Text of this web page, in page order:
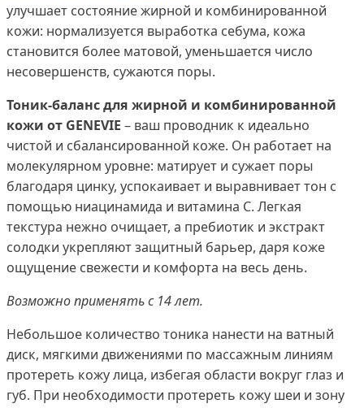
улучшает состояние жирной и комбинированной
кожи: нормализуется выработка себума, кожа
становится более матовой, уменьшается число
несовершенств, сужаются поры.
Тоник-баланс для жирной и комбинированной
кожи от GENEVIE – ваш проводник к идеально
чистой и сбалансированной коже. Он работает на
молекулярном уровне: матирует и сужает поры
благодаря цинку, успокаивает и выравнивает тон с
помощью ниацинамида и витамина С. Легкая
текстура нежно очищает, а пребиотик и экстракт
солодки укрепляют защитный барьер, даря коже
ощущение свежести и комфорта на весь день.
Возможно применять с 14 лет.
Небольшое количество тоника нанести на ватный
диск, мягкими движениями по массажным линиям
протереть кожу лица, избегая области вокруг глаз и
губ. При необходимости протереть кожу шеи и зону